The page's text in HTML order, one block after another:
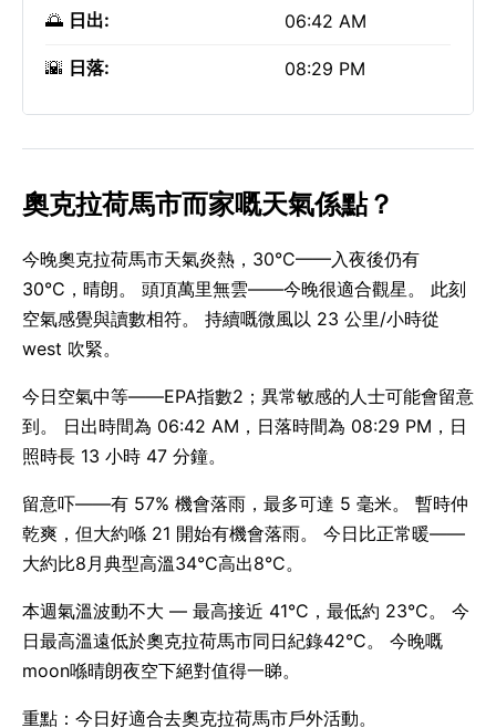
🌅 日出: 06:42 AM
🌇 日落: 08:29 PM
奧克拉荷馬市而家嘅天氣係點？
今晚奧克拉荷馬市天氣炎熱，30°C——入夜後仍有
30°C，晴朗。 頭頂萬里無雲——今晚很適合觀星。 此刻
空氣感覺與讀數相符。 持續嘅微風以 23 公里/小時從
west 吹緊。
今日空氣中等——EPA指數2；異常敏感的人士可能會留意
到。 日出時間為 06:42 AM，日落時間為 08:29 PM，日
照時長 13 小時 47 分鐘。
留意吓——有 57% 機會落雨，最多可達 5 毫米。 暫時仲
乾爽，但大約喺 21 開始有機會落雨。 今日比正常暖——
大約比8月典型高溫34°C高出8°C。
本週氣溫波動不大 — 最高接近 41°C，最低約 23°C。 今
日最高溫遠低於奧克拉荷馬市同日紀錄42°C。 今晚嘅
moon喺晴朗夜空下絕對值得一睇。
重點：今日好適合去奧克拉荷馬市戶外活動。